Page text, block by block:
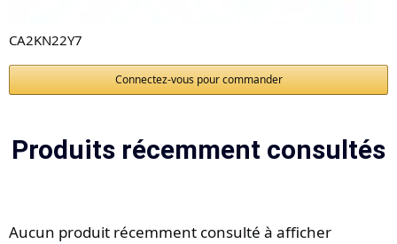
CA2KN22Y7
Connectez-vous pour commander
Produits récemment consultés
Aucun produit récemment consulté à afficher